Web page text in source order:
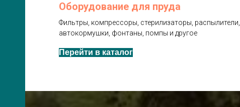
Оборудование для пруда
Фильтры, компрессоры, стерилизаторы, распылители,
автокормушки, фонтаны, помпы и другое
Перейти в каталог